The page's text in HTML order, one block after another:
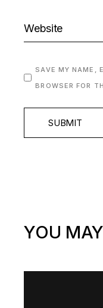
SAVE MY NAME,
BROWSER FOR
SUBMIT
YOU